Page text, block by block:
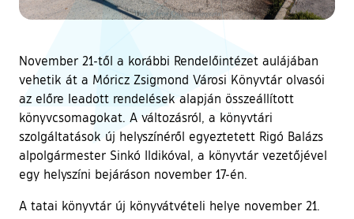
November 21-től a korábbi Rendelőintézet aulájában
vehetik át a Móricz Zsigmond Városi Könyvtár olvasói
az előre leadott rendelések alapján összeállított
könyvcsomagokat. A változásról, a könyvtári
szolgáltatások új helyszínéről egyeztetett Rigó Balázs
alpolgármester Sinkó Ildikóval, a könyvtár vezetőjével
egy helyszíni bejáráson november 17-én.
A tatai könyvtár új könyvátvételi helye november 21.